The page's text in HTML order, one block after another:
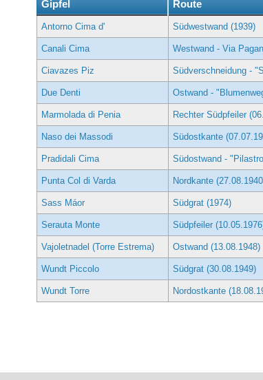
Gipfel Route
Antorno Cima d' Südwestwand (1939)
Canali Cima Westwand - Via
Ciavazes Piz Südverschneidung -
Due Denti Ostwand -
Marmolada di Penia Rechter Südpfeiler
Naso dei Massodi Südostkante
Pradidali Cima Südostwand -
Punta Col di Varda Nordkante
Sass Máor Südgrat (1974)
Serauta Monte Südpfeiler
Vajoletnadel (Torre Estrema) Ostwand (13.08.1948)
Wundt Piccolo Südgrat (30.08.1949)
Wundt Torre Nordostkante